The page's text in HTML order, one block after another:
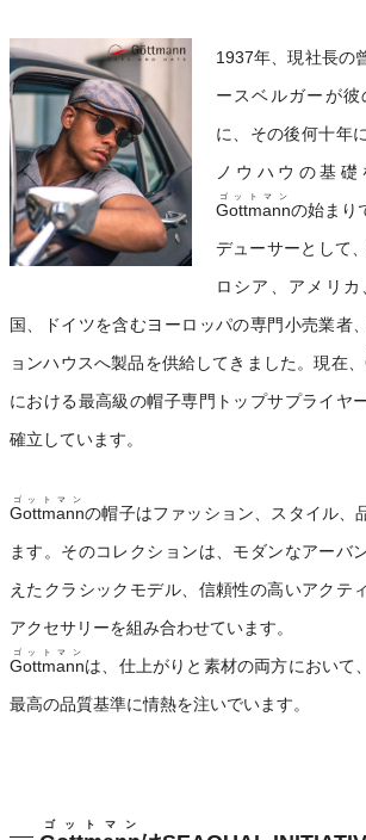
1937年、現社長の
ースベルガーが
に、その後何十年
ノウハウの基
Gottmann
ゴットマン
の始まり
デューサーとして
ロシア、アメリ
国、ドイツを含むヨーロッパの専門小売業者
ョンハウスへ製品を供給してきました。現在、
における最高級の帽子専門トップサプライヤ
確立しています。
Gottmann
ゴットマン
の帽子はファッション、スタイル、
ます。そのコレクションは、モダンなアーバ
えたクラシックモデル、信頼性の高いアクテ
アクセサリーを組み合わせています。
Gottmann
ゴットマン
は、仕上がりと素材の両方において
最高の品質基準に情熱を注いでいます。
ゴットマン